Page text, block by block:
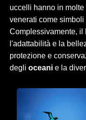
uccelli hanno in molte
venerati come
Complessivamente, il
l'adattabilità e la
protezione e
degli oceani e la